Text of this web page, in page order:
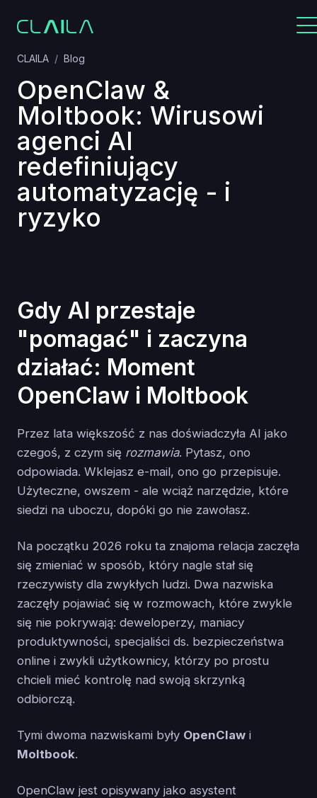
CLAILA Blog
OpenClaw &
Moltbook: Wirusowi
agenci AI
redefiniujący
automatyzację - i
ryzyko
Gdy AI przestaje
"pomagać" i zaczyna
działać: Moment
OpenClaw i Moltbook
Przez lata większość z nas doświadczyła AI jako
czegoś, z czym się rozmawia. Pytasz, ono
odpowiada. Wklejasz e-mail, ono go przepisuje.
Użyteczne, owszem - ale wciąż narzędzie, które
siedzi na uboczu, dopóki go nie zawołasz.
Na początku 2026 roku ta znajoma relacja zaczęła
się zmieniać w sposób, który nagle stał się
rzeczywisty dla zwykłych ludzi. Dwa nazwiska
zaczęły pojawiać się w rozmowach, które zwykle
się nie pokrywają: deweloperzy, maniacy
produktywności, specjaliści ds. bezpieczeństwa
online i zwykli użytkownicy, którzy po prostu
chcieli mieć kontrolę nad swoją skrzynką
odbiorczą.
Tymi dwoma nazwiskami były OpenClaw i
Moltbook.
OpenClaw jest opisywany jako asystent